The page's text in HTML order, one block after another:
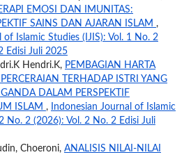
EMOSI DAN IMUNITAS:
SAINS DAN AJARAN ISLAM ,
of Islamic Studies (IJIS): Vol. 1 No. 2
Edisi Juli 2025
Hendri.K, PEMBAGIAN HARTA
TERHADAP ISTRI YANG
DALAM PERSPEKTIF
ISLAM ,
Indonesian Journal of Islamic
No. 2 (2026): Vol. 2 No. 2 Edisi Juli
Choeroni, ANALISIS NILAI-NILAI